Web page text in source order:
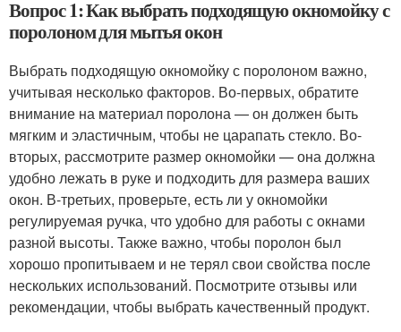
Вопрос 1: Как выбрать подходящую окномойку с
поролоном для мытья окон
Выбрать подходящую окномойку с поролоном важно,
учитывая несколько факторов. Во-первых, обратите
внимание на материал поролона — он должен быть
мягким и эластичным, чтобы не царапать стекло. Во-
вторых, рассмотрите размер окномойки — она должна
удобно лежать в руке и подходить для размера ваших
окон. В-третьих, проверьте, есть ли у окномойки
регулируемая ручка, что удобно для работы с окнами
разной высоты. Также важно, чтобы поролон был
хорошо пропитываем и не терял свои свойства после
нескольких использований. Посмотрите отзывы или
рекомендации, чтобы выбрать качественный продукт.